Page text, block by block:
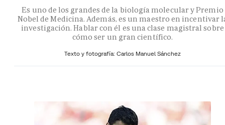
Es uno de los grandes de la biología molecular y Premio
Nobel de Medicina. Además, es un maestro en incentivar
investigación. Hablar con él es una clase magistral sobre
cómo ser un gran científico.
Texto y fotografía: Carlos Manuel Sánchez